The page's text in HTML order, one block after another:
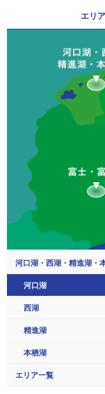
エリ
河口湖・西湖・精進湖・
河口湖
西湖
精進湖
本栖湖
エリア一覧